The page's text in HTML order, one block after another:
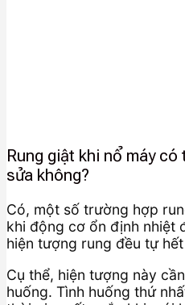
Rung giật khi nổ máy
sửa không?
Có, một số trường hợp
khi động cơ ổn định nhiệt
hiện tượng rung đều tự
Cụ thể, hiện tượng này
huống. Tình huống thứ